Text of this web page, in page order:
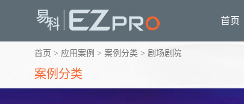
首页
首页 > 应用案例 > 案例分类 > 剧场剧院
案例分类